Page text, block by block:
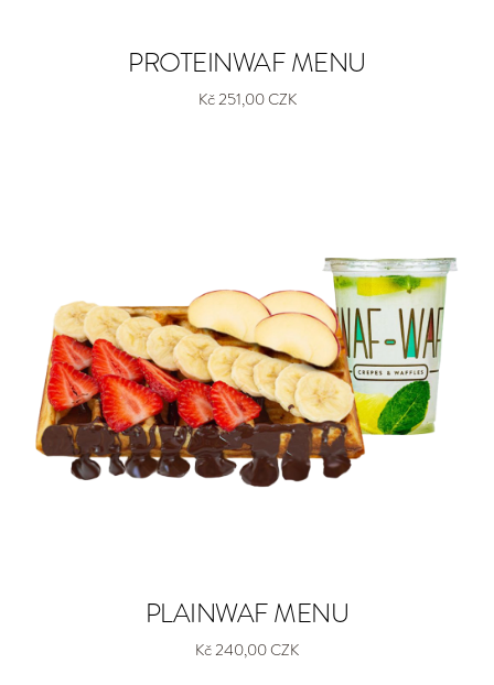
PROTEINWAF MENU
Kč 251,00 CZK
PLAINWAF MENU
Kč 240,00 CZK